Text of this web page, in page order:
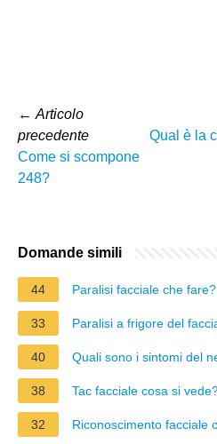
← Articolo
precedente
Come si scompone
248?
Qual è la
Domande simili
44 Paralisi facciale che fare?
33 Paralisi a frigore del
40 Quali sono i sintomi del
38 Tac facciale cosa si
32 Riconoscimento facciale